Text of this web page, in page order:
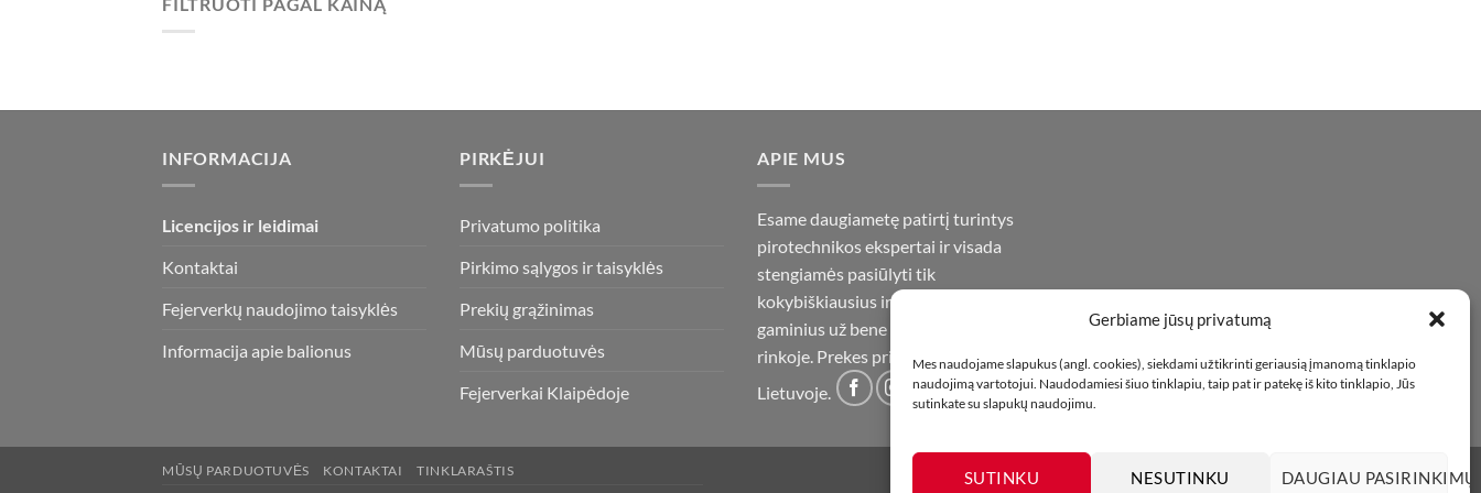
Gerbiame jūsų privatumą
Mes naudojame slapukus (angl. cookies), siekdami užtikrinti geriausią įmanomą tinklapio
naudojimą vartotojui. Naudodamiesi šiuo tinklapiu, taip pat ir patekę iš kito tinklapio, Jūs
sutinkate su slapukų naudojimu.
SUTINKU NESUTINKU DAUGIAU PASIRINKIMŲ
FILTRUOTI PAGAL KAINĄ
INFORMACIJA
Licencijos ir leidimai
Kontaktai
Fejerverkų naudojimo taisyklės
Informacija apie balionus
PIRKĖJUI
Privatumo politika
Pirkimo sąlygos ir taisyklės
Prekių grąžinimas
Mūsų parduotuvės
Fejerverkai Klaipėdoje
APIE MUS
Esame daugiametę patirtį turintys
pirotechnikos ekspertai ir visada
stengiamės pasiūlyti tik
kokybiškiausius ir geriausius
gaminius už bene mažiausią kainą
rinkoje. Prekes pristatome visoje
Lietuvoje.
MŪSŲ PARDUOTUVĖS KONTAKTAI TINKLARAŠTIS